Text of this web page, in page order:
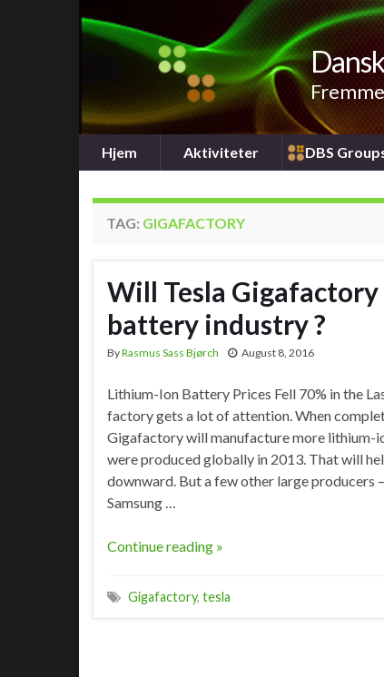
Hjem Aktiviteter DBS
TAG: GIGAFACTORY
Will Tesla
battery industry ?
ByRasmus Sass Bjørch August 8, 2016
Lithium-Ion Battery Prices Fell 70% in the
factory gets a lot of attention. When
Gigafactory will manufacture more lithium-
were produced globally in 2013. That will
downward. But a few other large producers
Samsung …
Continue reading »
Gigafactory, tesla